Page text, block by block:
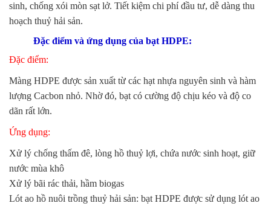
sinh, chống xói mòn sạt lở. Tiết kiệm chi phí đầu tư, dễ dàng thu
hoạch thuỷ hải sản.
Đặc điểm và ứng dụng của bạt HDPE:
Đặc điểm:
Màng HDPE được sản xuất từ các hạt nhựa nguyên sinh và hàm
lượng Cacbon nhỏ. Nhờ đó, bạt có cường độ chịu kéo và độ co
dãn rất lớn.
Ứng dụng:
Xử lý chống thấm đê, lòng hồ thuỷ lợi, chứa nước sinh hoạt, giữ
nước mùa khô
Xử lý bãi rác thải, hầm biogas
Lót ao hồ nuôi trồng thuỷ hải sản: bạt HDPE được sử dụng lót ao